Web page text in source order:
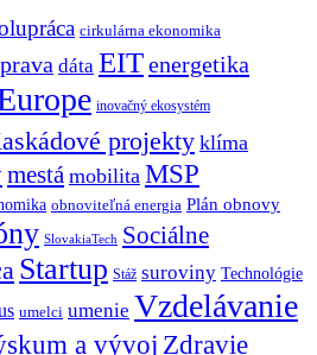
cirkulárna ekonomika
dáta EITenergetika
inovačný ekosystém
projekty klíma
mestá mobilita MSP
obnoviteľná energia Plán obnovy
SlovakiaTech Sociálne
Startup Stáž suroviny Technológie
umelci umenie Vzdelávanie
a vývoj Zdravie